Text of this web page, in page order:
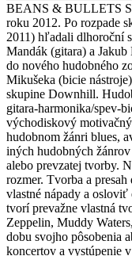
BEANS & BULLETS
roku 2012. Po rozpade
2011) hľadali dlhoroční
Mandák (gitara) a
do nového hudobného
Mikušeka (bicie
skupine Downhill.
gitara-harmonika/spev-
východiskový
hudobnom žánri blues,
iných hudobných
alebo prevzatej tvorby.
rozmer. Tvorba a
vlastné nápady a
tvorí prevažne vlastná
Zeppelin, Muddy
dobu svojho pôsobenia
koncertov a vystúpenie